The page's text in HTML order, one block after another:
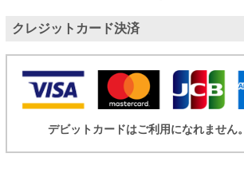
クレジットカード決済
デビットカードはご利用になれません。